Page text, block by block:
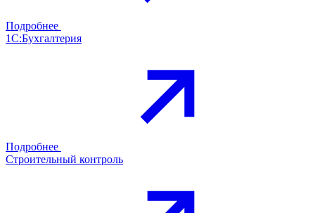
Подробнее
1С:Бухгалтерия
Подробнее
Строительный контроль